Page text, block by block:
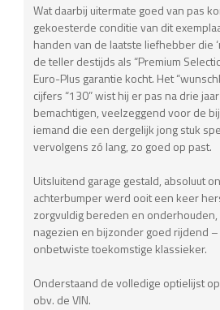
Wat daarbij uitermate goed van pas
gekoesterde conditie van dit
handen van de laatste liefhebber die
de teller destijds als “Premium
Euro-Plus garantie kocht. Het
cijfers “130” wist hij er pas na drie
bemachtigen, veelzeggend voor de
iemand die een dergelijk jong stuk
vervolgens zó lang, zo goed op past.
Uitsluitend garage gestald, absoluut
achterbumper werd ooit een keer
zorgvuldig bereden en
nagezien en bijzonder goed rijdend
onbetwiste toekomstige klassieker.
Onderstaand de volledige optielijst
obv. de VIN.